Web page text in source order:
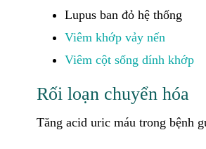
Lupus ban đỏ hệ thống
Viêm khớp vảy nến
Viêm cột sống dính khớp
Rối loạn chuyển hóa
Tăng acid uric máu trong bệnh